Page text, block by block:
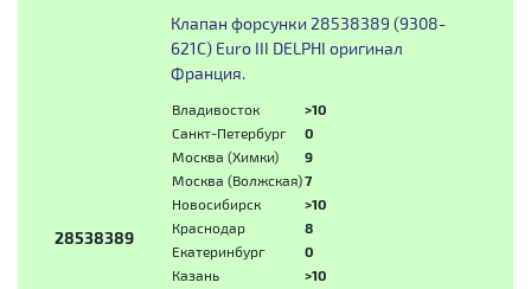
28538389
Клапан форсунки 28538389 (9308-
621C) Euro III DELPHI оригинал
Франция.
Владивосток
>10
Санкт-Петербург
0
Москва (Химки)
9
Москва (Волжская)7
Новосибирск
>10
Краснодар
8
Екатеринбург
0
Казань
>10